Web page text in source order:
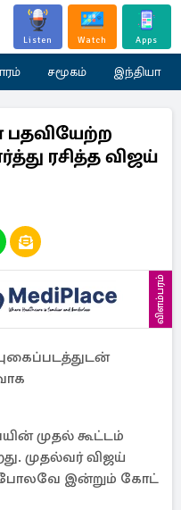
Listen Watch Apps
சமூகம் இந்தியா
பதவியேற்ற
ரசித்த விஜய்
விளம்பரம்
முதல் கூட்டம்
முதல்வர் விஜய்
போலவே இன்றும் கோட்